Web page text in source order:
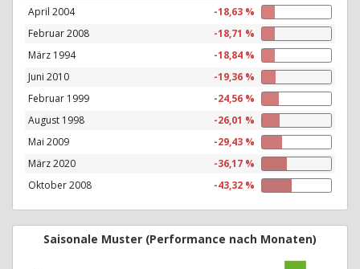
April 2004
-18,63 %
Februar 2008
-18,71 %
März 1994
-18,84 %
Juni 2010
-19,36 %
Februar 1999
-24,56 %
August 1998
-26,01 %
Mai 2009
-29,43 %
März 2020
-36,17 %
Oktober 2008
-43,32 %
Saisonale Muster (Performance nach Monaten)